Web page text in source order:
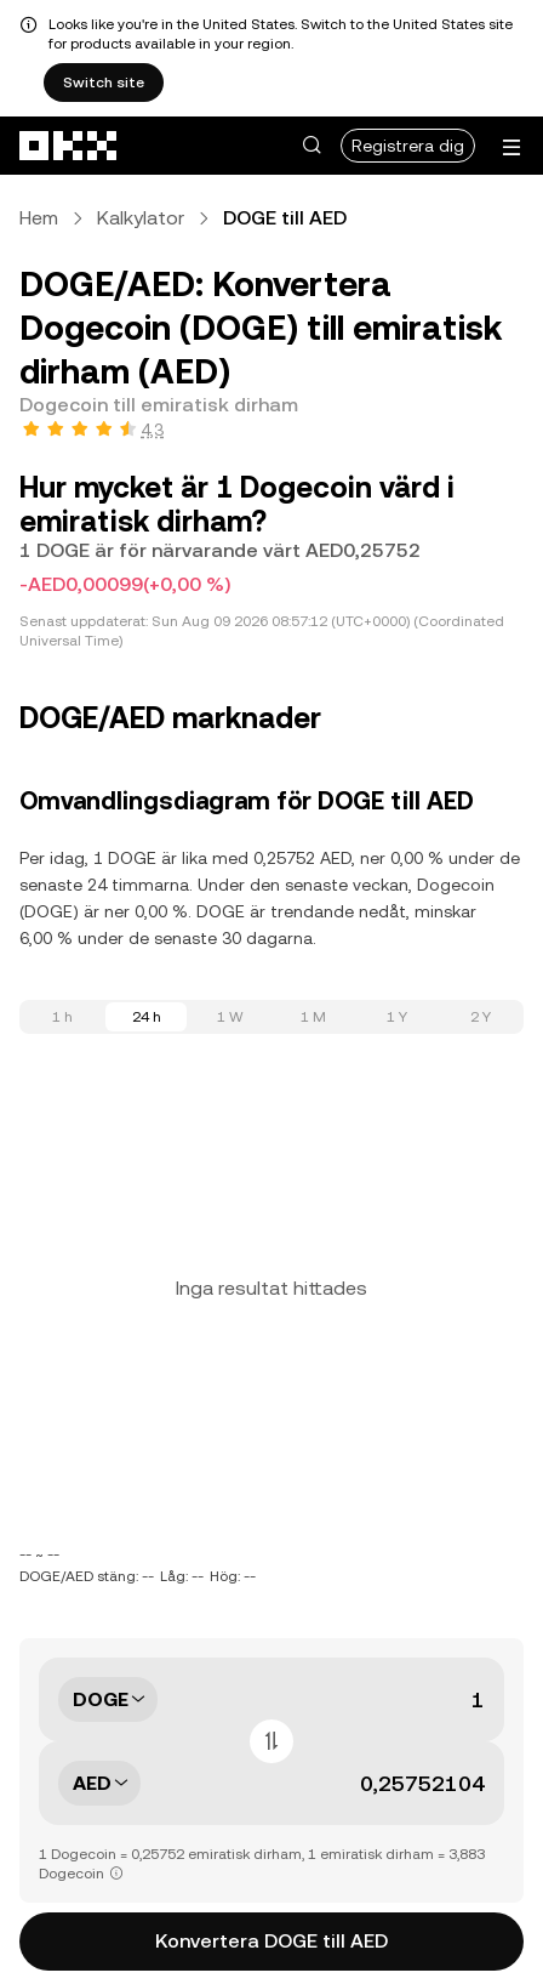
Looks like you're in the United States. Switch to the United States site
for products available in your region.
Switch site
Registrera dig
Hem Kalkylator DOGE till AED
DOGE/AED: Konvertera
Dogecoin (DOGE) till emiratisk
dirham (AED)
Dogecoin till emiratisk dirham
4,3
Hur mycket är 1 Dogecoin värd i
emiratisk dirham?
1 DOGE är för närvarande värt AED0,25752
-AED0,00099(+0,00 %)
Senast uppdaterat: Sun Aug 09 2026 08:57:12 (UTC+0000) (Coordinated
Universal Time)
DOGE/AED marknader
Omvandlingsdiagram för DOGE till AED
Per idag, 1 DOGE är lika med 0,25752 AED, ner 0,00 % under de
senaste 24 timmarna. Under den senaste veckan, Dogecoin
(DOGE) är ner 0,00 %. DOGE är trendande nedåt, minskar
6,00 % under de senaste 30 dagarna.
1 h 24 h 1 W 1 M 1 Y 2 Y
Inga resultat hittades
-- ~ --
DOGE/AED stäng: -- Låg: -- Hög: --
DOGE
AED
1 Dogecoin = 0,25752 emiratisk dirham, 1 emiratisk dirham = 3,883
Dogecoin
Konvertera DOGE till AED